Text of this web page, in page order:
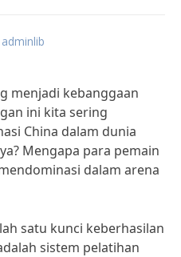
adminlib
menjadi kebanggaan
ini kita sering
China dalam dunia
Mengapa para pemain
dalam arena
satu kunci keberhasilan
sistem pelatihan